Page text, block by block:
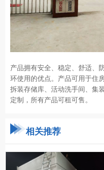
产品拥有安全、稳定、舒适、
环使用的优点。产品可用于住
拆装存储库、活动洗手间、集
定制，所有产品可租可售。
相关推荐